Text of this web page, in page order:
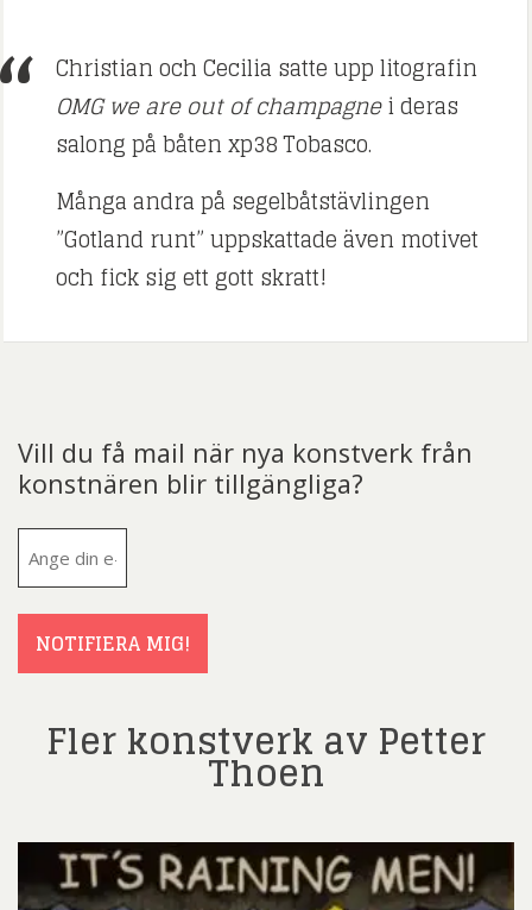
Christian och Cecilia satte upp litografin
OMG we are out of champagnei deras
salong på båten xp38 Tobasco.
Många andra på segelbåtstävlingen
”Gotland runt” uppskattade även motivet
och fick sig ett gott skratt!
Vill du få mail när nya konstverk från
konstnären blir tillgängliga?
NOTIFIERA MIG!
Fler konstverk av Petter
Thoen